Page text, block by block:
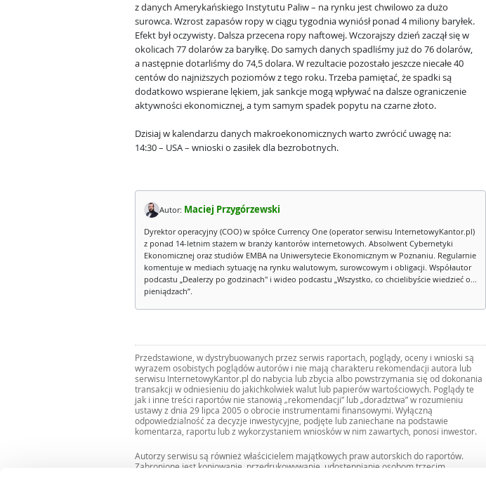
z danych Amerykańskiego Instytutu Paliw – na rynku jest chwilowo za dużo
surowca. Wzrost zapasów ropy w ciągu tygodnia wyniósł ponad 4 miliony baryłek.
Efekt był oczywisty. Dalsza przecena ropy naftowej. Wczorajszy dzień zaczął się w
okolicach 77 dolarów za baryłkę. Do samych danych spadliśmy już do 76 dolarów,
a następnie dotarliśmy do 74,5 dolara. W rezultacie pozostało jeszcze niecałe 40
centów do najniższych poziomów z tego roku. Trzeba pamiętać, że spadki są
dodatkowo wspierane lękiem, jak sankcje mogą wpływać na dalsze ograniczenie
aktywności ekonomicznej, a tym samym spadek popytu na czarne złoto.
Dzisiaj w kalendarzu danych makroekonomicznych warto zwrócić uwagę na:
14:30 – USA – wnioski o zasiłek dla bezrobotnych.
Autor: Maciej Przygórzewski
Dyrektor operacyjny (COO) w spółce Currency One (operator serwisu InternetowyKantor.pl)
z ponad 14-letnim stażem w branży kantorów internetowych. Absolwent Cybernetyki
Ekonomicznej oraz studiów EMBA na Uniwersytecie Ekonomicznym w Poznaniu. Regularnie
komentuje w mediach sytuację na rynku walutowym, surowcowym i obligacji. Współautor
podcastu „Dealerzy po godzinach" i wideo podcastu „Wszystko, co chcielibyście wiedzieć o...
pieniądzach”.
Przedstawione, w dystrybuowanych przez serwis raportach, poglądy, oceny i wnioski są
wyrazem osobistych poglądów autorów i nie mają charakteru rekomendacji autora lub
serwisu InternetowyKantor.pl do nabycia lub zbycia albo powstrzymania się od dokonania
transakcji w odniesieniu do jakichkolwiek walut lub papierów wartościowych. Poglądy te
jak i inne treści raportów nie stanowią „rekomendacji” lub „doradztwa” w rozumieniu
ustawy z dnia 29 lipca 2005 o obrocie instrumentami finansowymi. Wyłączną
odpowiedzialność za decyzje inwestycyjne, podjęte lub zaniechane na podstawie
komentarza, raportu lub z wykorzystaniem wniosków w nim zawartych, ponosi inwestor.
Autorzy serwisu są również właścicielem majątkowych praw autorskich do raportów.
Zabronione jest kopiowanie, przedrukowywanie, udostępnianie osobom trzecim